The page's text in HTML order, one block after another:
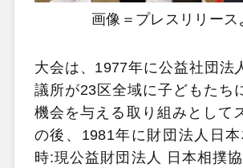
画像＝プレスリリース
大会は、1977年に公益社団法
議所が23区全域に子どもたち
機会を与える取り組みとして
の後、1981年に財団法人日
時:現公益財団法人 日本相撲